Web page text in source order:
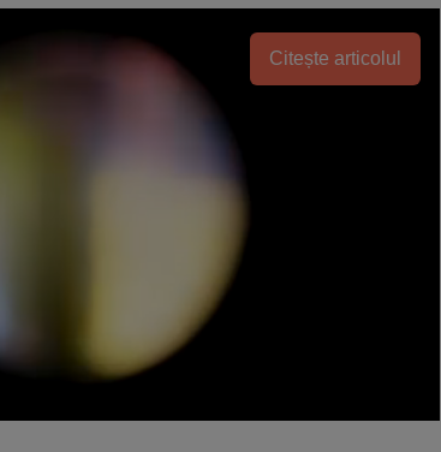
Citește articolul